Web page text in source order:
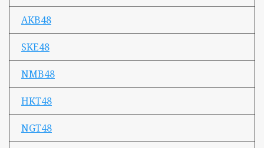
AKB48
SKE48
NMB48
HKT48
NGT48